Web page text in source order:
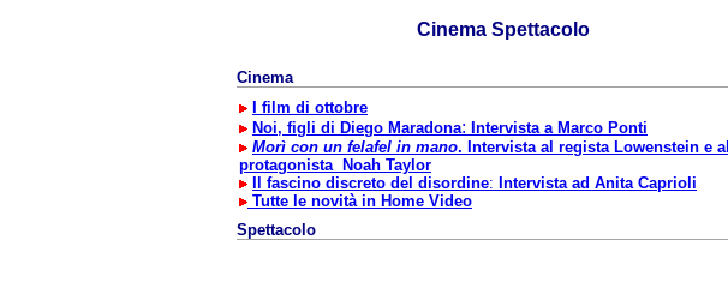
Cinema Spettacolo
Cinema
I film di ottobre
Noi, figli di Diego Maradona: Intervista a Marco Ponti
Morì con un felafel in mano. Intervista al regista Lowenstein e al
protagonista Noah Taylor
Il fascino discreto del disordine: Intervista ad Anita Caprioli
Tutte le novità in Home Video
Spettacolo